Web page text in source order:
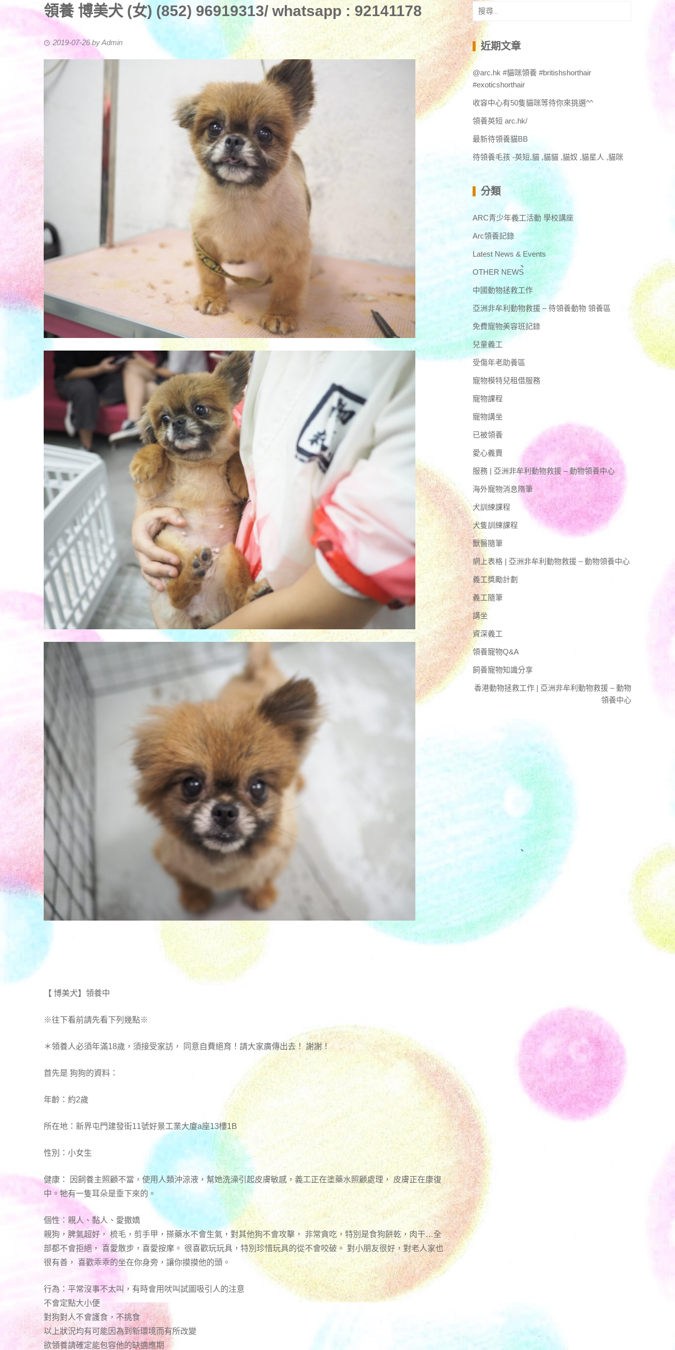
領養 博美犬 (女) (852) 96919313/ whatsapp : 92141178
2019-07-26byAdmin
【 博美犬】領養中
※往下看前請先看下列幾點※
＊領養人必須年滿18歲，須接受家訪， 同意自費絕育！請大家廣傳出去！ 謝謝！
首先是 狗狗的資料：
年齡：約2歲
所在地：新界屯門建發街11號好景工業大廈a座13樓1B
性別：小女生
健康： 因飼養主照顧不當，使用人類沖涼液，幫她洗澡引起皮膚敏感，義工正在塗藥水照顧處理， 皮膚正在康復
中。牠有一隻耳朵是垂下來的。
個性：親人、黏人、愛撒嬌
親狗，脾氣超好， 梳毛，剪手甲，搽藥水不會生氣，對其他狗不會攻擊， 非常貪吃，特別是食狗餅乾，肉干…全
部都不會拒絕， 喜愛散步，喜愛按摩。 很喜歡玩玩具，特別珍惜玩具的從不會咬破。 對小朋友很好，對老人家也
很有善， 喜歡乖乖的坐在你身旁，讓你摸摸他的頭。
行為：平常沒事不太叫，有時會用吠叫試圖吸引人的注意
不會定點大小便
對狗對人不會護食，不挑食
以上狀況均有可能因為到新環境而有所改變
欲領養請確定能包容他的缺適應期
搜
尋
關
鍵
字:
近期文章
@arc.hk #貓咪領養 #britishshorthair
#exoticshorthair
收容中心有50隻貓咪等待你來挑選^^
領養英短 arc.hk/
最新待領養貓BB
待領養毛孩 -英短,貓 ,貓貓 ,貓奴 ,貓星人 ,貓咪
分類
ARC青少年義工活動 學校講座
Arc領養記錄
Latest News & Events
OTHER NEWS
中國動物拯救工作
亞洲非牟利動物救援 – 待領養動物 領養區
免費寵物美容班記錄
兒童義工
受傷年老助養區
寵物模特兒租借服務
寵物課程
寵物講坐
已被領養
愛心義賣
服務 | 亞洲非牟利動物救援 – 動物領養中心
海外寵物消息隋筆
犬訓練課程
犬隻訓練課程
獸醫隨筆
網上表格 | 亞洲非牟利動物救援 – 動物領養中心
義工獎勵計劃
義工隨筆
講坐
資深義工
領養寵物Q&A
飼養寵物知識分享
香港動物拯救工作 | 亞洲非牟利動物救援 – 動物
領養中心